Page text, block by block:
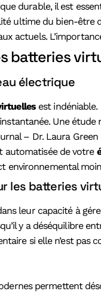
durable, il est
ultime du bien-être
actuels.
batteries
électrique
est indéniable.
Une
– Dr. Laura Green
automatisée de votre
environnemental
les batteries
leur capacité à
y a déséquilibre
si elle n’est
permettent